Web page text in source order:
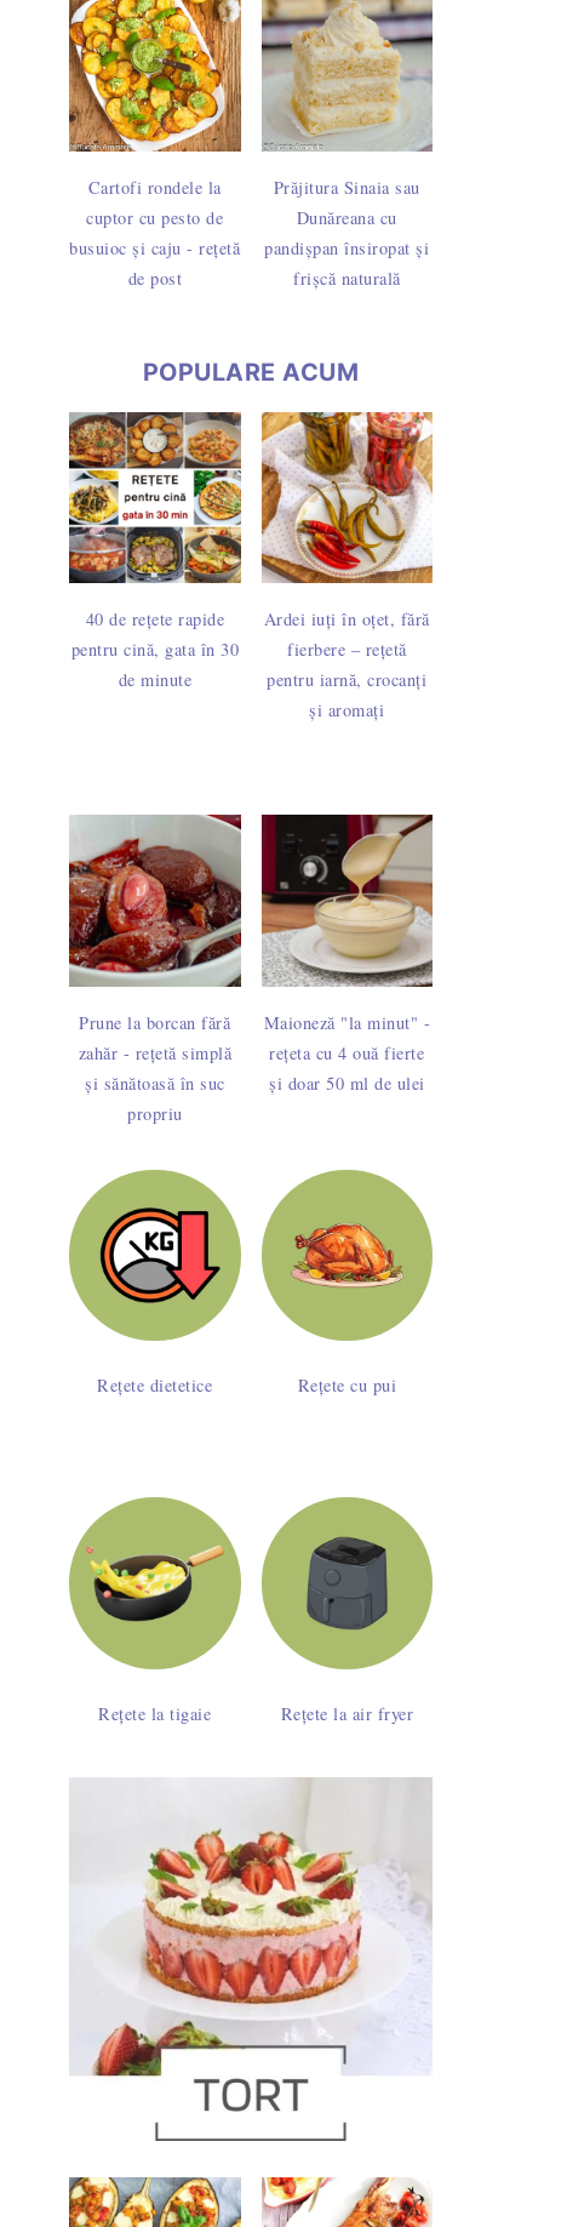
Cartofi rondele la
cuptor cu pesto de
busuioc și caju - rețetă
de post
Prăjitura Sinaia sau
Dunăreana cu
pandișpan însiropat și
frișcă naturală
POPULARE ACUM
40 de rețete rapide
pentru cină, gata în 30
de minute
Ardei iuți în oțet, fără
fierbere – rețetă
pentru iarnă, crocanți
și aromați
Prune la borcan fără
zahăr - rețetă simplă
și sănătoasă în suc
propriu
Maioneză "la minut" -
rețeta cu 4 ouă fierte
și doar 50 ml de ulei
Rețete dietetice Rețete cu pui
Rețete la tigaie Rețete la air fryer